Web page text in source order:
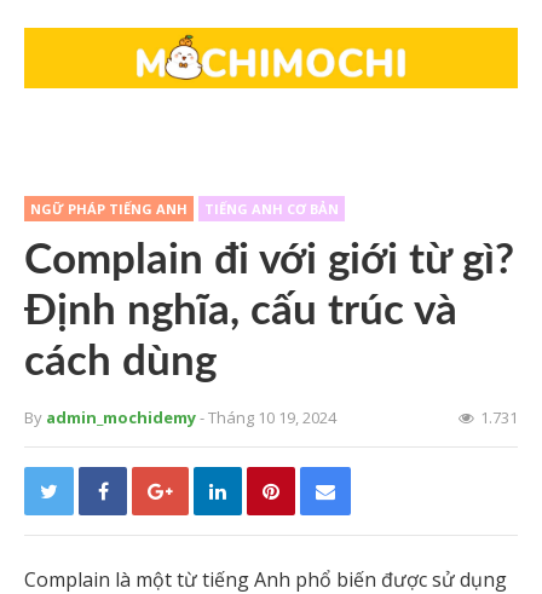
NGỮ PHÁP TIẾNG ANH TIẾNG ANH CƠ BẢN
Complain đi với giới từ gì?
Định nghĩa, cấu trúc và
cách dùng
By admin_mochidemy- Tháng 10 19, 2024 1.731
Complain là một từ tiếng Anh phổ biến được sử dụng